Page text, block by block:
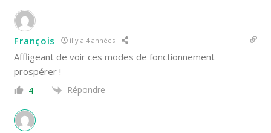
François il y a 4 années
Affligeant de voir ces modes de fonctionnement
prospérer !
4 Répondre